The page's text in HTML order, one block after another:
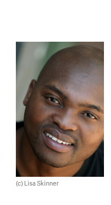
(c) Lisa Skinner